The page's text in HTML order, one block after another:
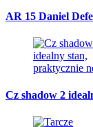
AR 15 Daniel
Cz shadow 2